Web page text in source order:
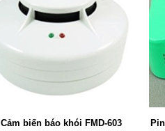
Cảm biến báo khói FMD-603